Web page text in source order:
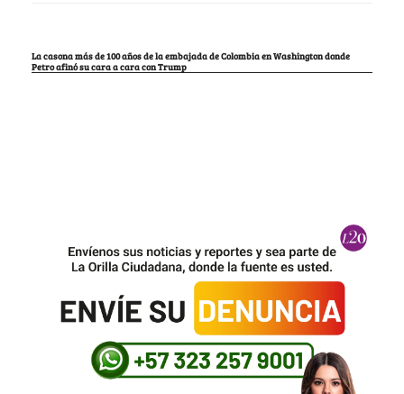
La casona más de 100 años de la embajada de Colombia en Washington donde
Petro afinó su cara a cara con Trump